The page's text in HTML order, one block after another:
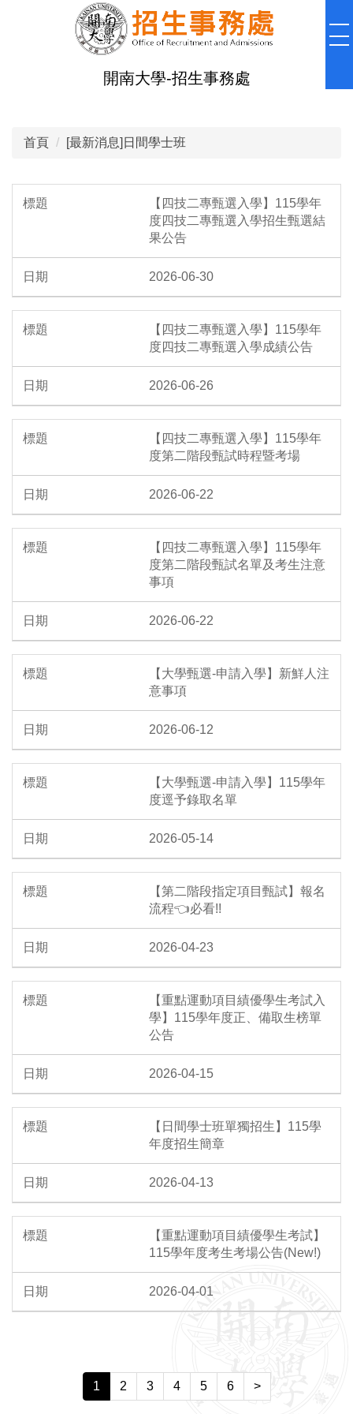
開南大學-招生事務處
首頁 [最新消息]日間學士班
【四技二專甄選入學】115學年
度四技二專甄選入學招生甄選結
果公告
2026-06-30
【四技二專甄選入學】115學年
度四技二專甄選入學成績公告
2026-06-26
【四技二專甄選入學】115學年
度第二階段甄試時程暨考場
2026-06-22
【四技二專甄選入學】115學年
度第二階段甄試名單及考生注意
事項
2026-06-22
【大學甄選-申請入學】新鮮人注
意事項
2026-06-12
【大學甄選-申請入學】115學年
度逕予錄取名單
2026-05-14
【第二階段指定項目甄試】報名
流程👈必看!!
2026-04-23
【重點運動項目績優學生考試入
學】115學年度正、備取生榜單
公告
2026-04-15
【日間學士班單獨招生】115學
年度招生簡章
2026-04-13
【重點運動項目績優學生考試】
115學年度考生考場公告(New!)
2026-04-01
1 2 3 4 5 6 >